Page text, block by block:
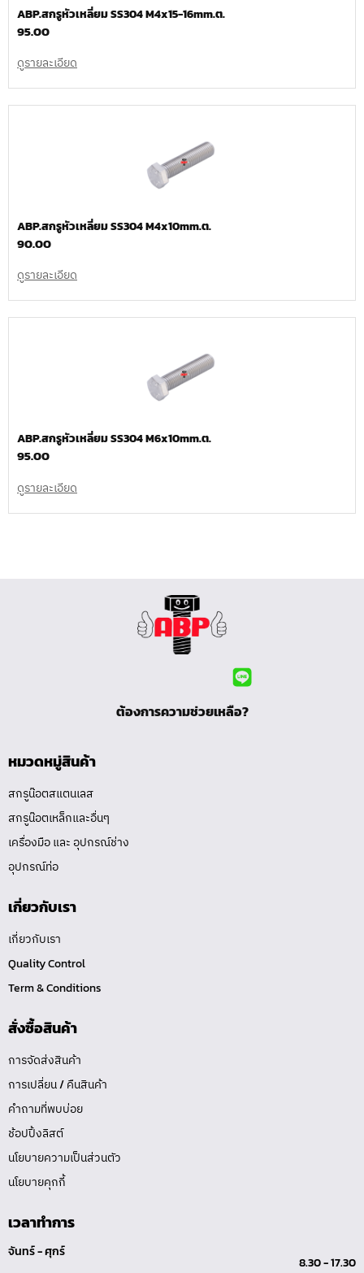
ABP.สกรูหัวเหลี่ยม SS304 M4x15-16mm.ต.
95.00
ดูรายละเอียด
ABP.สกรูหัวเหลี่ยม SS304 M4x10mm.ต.
90.00
ดูรายละเอียด
ABP.สกรูหัวเหลี่ยม SS304 M6x10mm.ต.
95.00
ดูรายละเอียด
ต้องการความช่วยเหลือ?
หมวดหมู่สินค้า
สกรูน๊อตสแตนเลส
สกรูน๊อตเหล็กและอื่นๆ
เครื่องมือ และ อุปกรณ์ช่าง
อุปกรณ์ท่อ
เกี่ยวกับเรา
เกี่ยวกับเรา
Quality Control
Term & Conditions
สั่งซื้อสินค้า
การจัดส่งสินค้า
การเปลี่ยน / คืนสินค้า
คำถามที่พบบ่อย
ช้อปปิ้งลิสต์
นโยบายความเป็นส่วนตัว
นโยบายคุกกี้
เวลาทำการ
จันทร์ - ศุกร์
8.30 - 17.30